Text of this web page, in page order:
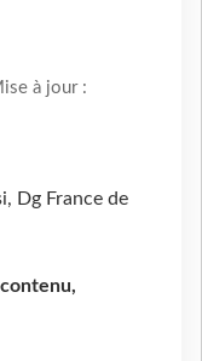
à jour :